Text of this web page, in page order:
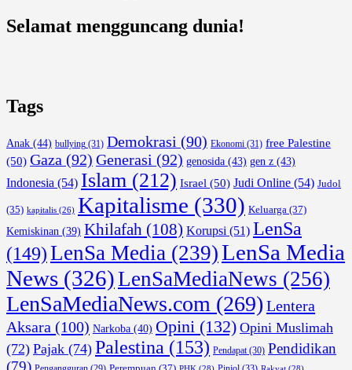
Selamat mengguncang dunia!
Tags
Anak (44) bullying (31) Demokrasi (90) Ekonomi (31) free Palestine
(50) Gaza (92) Generasi (92) genosida (43) gen z (43)
Indonesia (54) Islam (212) Israel (50) Judi Online (54) Judol
(35) kapitalis (26) Kapitalisme (330) Keluarga (37)
Kemiskinan (39) Khilafah (108) Korupsi (51) LenSa
(149)LenSa Media (239)LenSa Media
News (326)LenSaMediaNews (256)
LenSaMediaNews.com (269) Lentera
Aksara (100) Narkoba (40) Opini (132) Opini Muslimah
(72) Pajak (74) Palestina (153) Pendapat(30) Pendidikan